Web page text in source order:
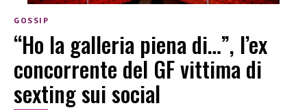
GOSSIP
“Ho la galleria piena di…”, l’ex
concorrente del GF vittima di
sexting sui social